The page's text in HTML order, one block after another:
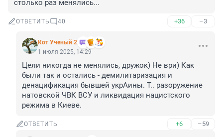
столько раз менялись...
ОТВЕТИТЬ 40 +36 –3
Кот Ученый 2
1 июля 2025, 14:29
Цели никогда не менялись, дружок) Не ври) Как
были так и остались - демилитаризация и
денацификация бывшей укрАины. Т.. разоружение
натовской ЧВК ВСУ и ликвидация нацистского
режима в Киеве.
ОТВЕТИТЬ +6 –59